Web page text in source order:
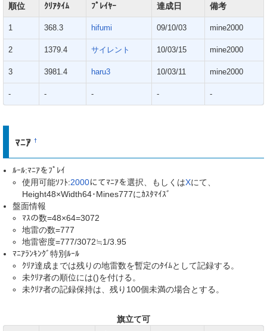
順位
ｸﾘｱﾀｲﾑ ﾌﾟﾚｲﾔｰ 達成日 備考
1 368.3 hifumi 09/10/03 mine2000
2 1379.4 サイレント 10/03/15 mine2000
3 3981.4 haru3 10/03/11 mine2000
- - - - -
ﾏﾆｱ†
ﾙｰﾙ:ﾏﾆｱをﾌﾟﾚｲ
使用可能ｿﾌﾄ:2000にてﾏﾆｱを選択、もしくはXにて、
Height48×Width64･Mines777にｶｽﾀﾏｲｽﾞ
盤面情報
ﾏｽの数=48×64=3072
地雷の数=777
地雷密度=777/3072≒1/3.95
ﾏﾆｱﾗﾝｷﾝｸﾞ特別ﾙｰﾙ
ｸﾘｱ達成までは残りの地雷数を暫定のﾀｲﾑとして記録する。
未ｸﾘｱ者の順位には()を付ける。
未ｸﾘｱ者の記録保持は、残り100個未満の場合とする。
旗立て可